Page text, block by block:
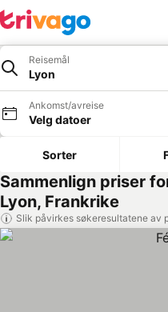
Reisemål
Lyon
Ankomst/avreise
Velg datoer
Sorter
Sammenlign priser
Lyon, Frankrike
Slik påvirkes søkeresultatene av